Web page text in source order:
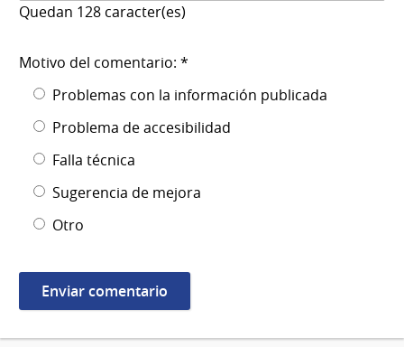
Quedan 128 caracter(es)
Motivo del comentario: *
Problemas con la información publicada
Problema de accesibilidad
Falla técnica
Sugerencia de mejora
Otro